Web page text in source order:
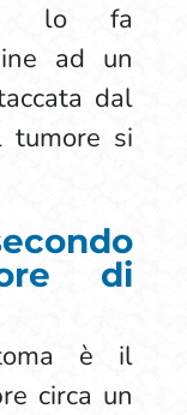
lo fa
ad un
dal
tumore si
di
è il
circa un